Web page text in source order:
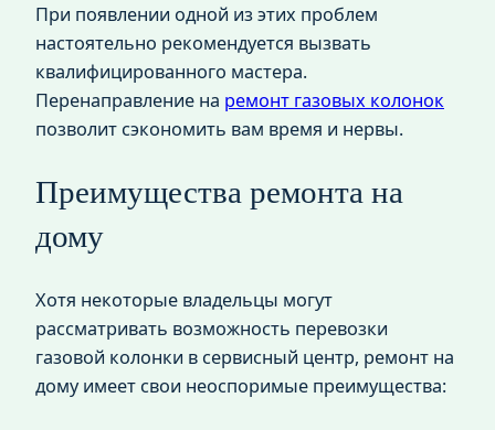
При появлении одной из этих проблем
настоятельно рекомендуется вызвать
квалифицированного мастера.
Перенаправление на ремонт газовых колонок
позволит сэкономить вам время и нервы.
Преимущества ремонта на
дому
Хотя некоторые владельцы могут
рассматривать возможность перевозки
газовой колонки в сервисный центр, ремонт на
дому имеет свои неоспоримые преимущества: